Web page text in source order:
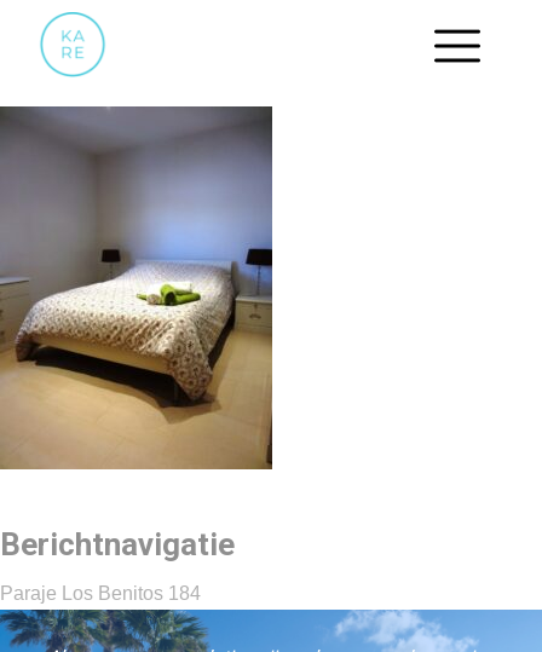
13 2DE SLAAPKAMER
Berichtnavigatie
Paraje Los Benitos 184